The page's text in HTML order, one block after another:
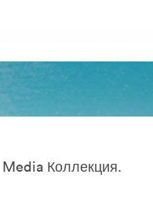
Коллекция.